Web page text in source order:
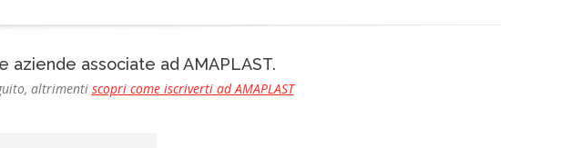
associate ad AMAPLAST.
altrimenti scopri come iscriverti ad AMAPLAST